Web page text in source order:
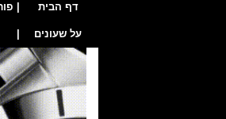
דף הבית
על שעונים